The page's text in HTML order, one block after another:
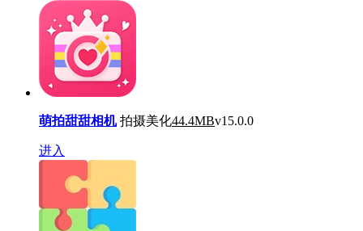
萌拍甜甜相机 拍摄美化44.4MBv15.0.0
进入